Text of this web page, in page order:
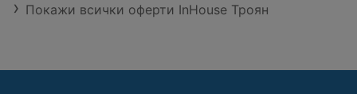
Покажи всички оферти InHouse Троян